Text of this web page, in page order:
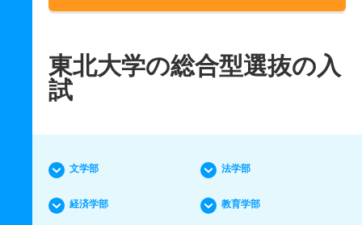
東北大学の総合型選抜の入
試
文学部 法学部
経済学部 教育学部